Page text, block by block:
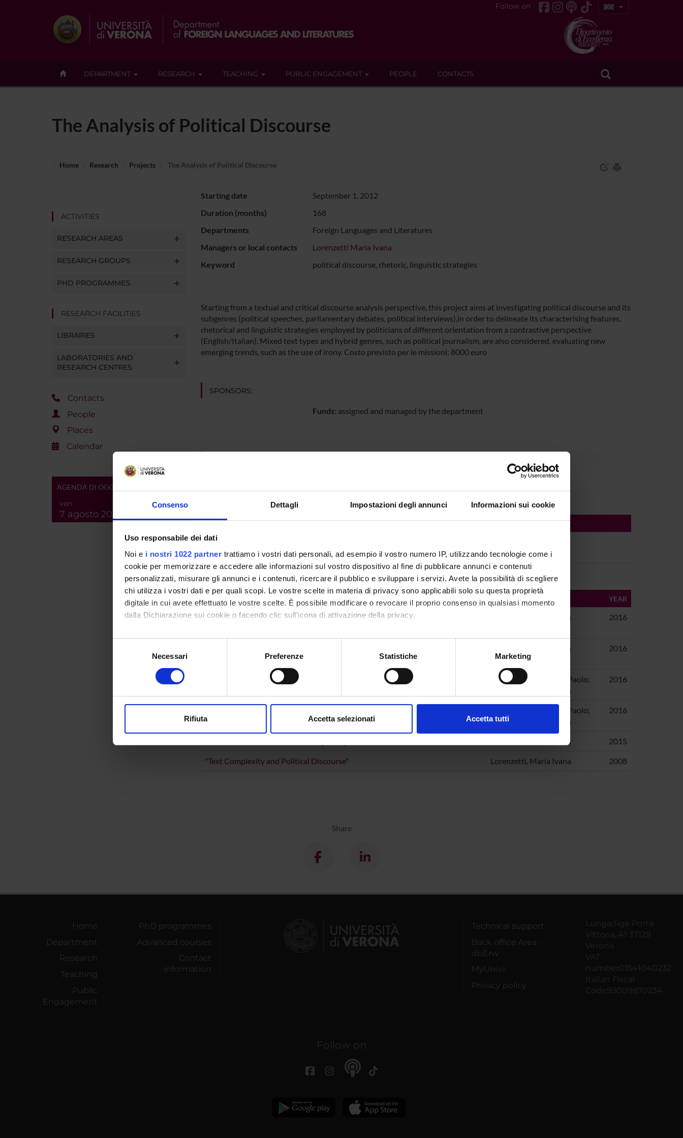
Consenso Dettagli Impostazioni degli annunci Informazioni sui cookie
Uso responsabile dei dati
Noi e i nostri 1022 partner trattiamo i vostri dati personali, ad esempio il vostro numero IP, utilizzando tecnologie come i
cookie per memorizzare e accedere alle informazioni sul vostro dispositivo al fine di pubblicare annunci e contenuti
personalizzati, misurare gli annunci e i contenuti, ricercare il pubblico e sviluppare i servizi. Avete la possibilità di scegliere
chi utilizza i vostri dati e per quali scopi. Le vostre scelte in materia di privacy sono applicabili solo su questa proprietà
digitale in cui avete effettuato le vostre scelte. È possibile modificare o revocare il proprio consenso in qualsiasi momento
dalla Dichiarazione sui cookie o facendo clic sull'icona di attivazione della privacy.
Con il tuo consenso, vorremmo anche:
raccogliere informazioni sulla tua posizione geografica, con un'approssimazione di qualche metro,
digitali).
modificare o ritirare il tuo consenso in qualsiasi momento dalla Dichiarazione sui cookie.
che hanno raccolto dal tuo utilizzo dei loro servizi.
Necessari Preferenze Statistiche Marketing
Rifiuta Accetta selezionati Accetta tutti
Follow on
DEPARTMENT RESEARCH TEACHING PUBLIC ENGAGEMENT PEOPLE CONTACTS
The Analysis of Political Discourse
Home Research Projects The Analysis of Political Discourse
ACTIVITIES
RESEARCH AREAS
RESEARCH GROUPS
PHD PROGRAMMES
RESEARCH FACILITIES
LIBRARIES
LABORATORIES AND
RESEARCH CENTRES
Contacts
People
Places
Calendar
AGENDA DI OGGI
ven
7 agosto 2026
Starting date
September 1, 2012
Duration (months)
168
Departments
Foreign Languages and Literatures
Managers or local contacts
Lorenzetti Maria Ivana
Keyword
political discourse, rhetoric, linguistic strategies
Starting from a textual and critical discourse analysis perspective, this project aims at investigating political discourse and its
subgenres (political speeches, parliamentary debates, political interviews),in order to delineate its characterising features,
rhetorical and linguistic strategies employed by politicians of different orientation from a contrastive perspective
(English/Italian). Mixed text types and hybrid genres, such as political journalism, are also considered, evaluating new
emerging trends, such as the use of irony. Costo previsto per le missioni: 8000 euro
SPONSORS:
Funds: assigned and managed by the department
RESEARCH AREAS INVOLVED IN THE PROJECT
Lingua e linguistica inglese
English Corpus Linguistics
PUBLICATIONS
TITLE
AUTHORS YEAR
Crafting an effective message for the masses, or the art of populism: An Analysis
Lorenzetti, Maria Ivana 2016
Lorenzetti, Maria Ivana 2016
The Languages of Politics/La politique et ses langages
Degani, Marta; Frassi, Paolo;
Lorenzetti, Maria Ivana
2016
Degani, Marta; Frassi, Paolo;
Lorenzetti, Maria Ivana
2016
Lorenzetti, Maria Ivana 2015
"Text Complexity and Political Discourse" Lorenzetti, Maria Ivana 2008
Share
Home
Department
Research
Teaching
Public
Engagement
PhD programmes
Advanced courses
Contact
information
Technical support
Back office Area -
dbErw
MyUnivr
Privacy policy
Lungadige Porta
Vittoria, 41 37129
Verona
VAT
number01541040232
Italian Fiscal
Code93009870234
Follow on